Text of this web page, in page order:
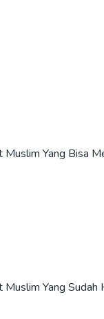
Muslim Yang Bisa
Muslim Yang Sudah